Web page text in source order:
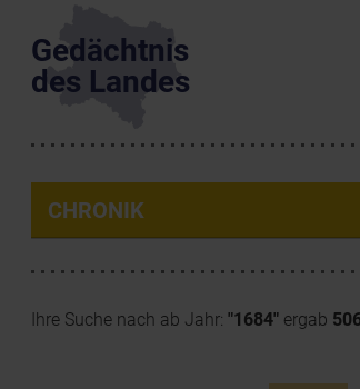
Gedächtnis
des Landes
CHRONIK
Ihre Suche nach ab Jahr: "1684" ergab